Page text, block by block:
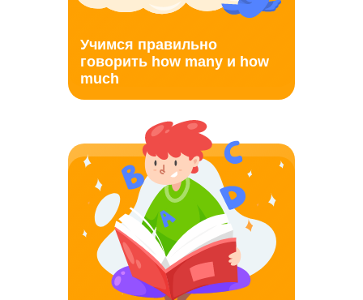
Учимся правильно
говорить how many и how
much